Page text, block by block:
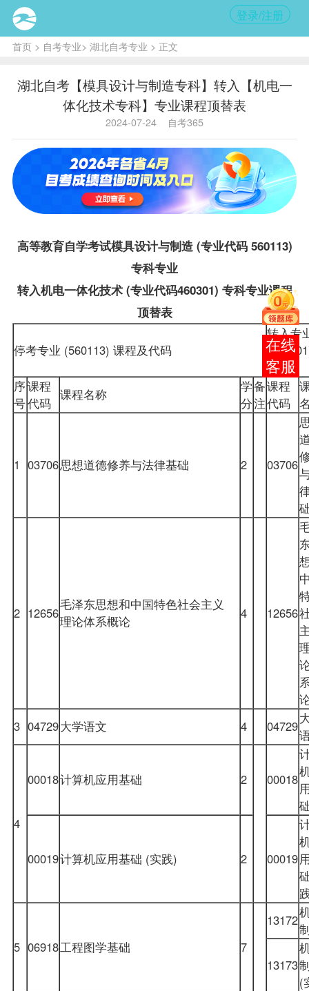
登录/注册
首页> 自考专业> 湖北自考专业 > 正文
湖北自考【模具设计与制造专科】转入【机电一
体化技术专科】专业课程顶替表
2024-07-24 自考365
高等教育自学考试模具设计与制造 (专业代码 560113)
专科专业
转入机电一体化技术 (专业代码460301) 专科专业课程
顶替表
停考专业 (560113) 课程及代码
转入专
代码
序
号
课程
代码
课程名称
学
分
备
注
课程
代码
1 03706思想道德修养与法律基础 2 03706
2 12656
毛泽东思想和中国特色社会主义
理论体系概论
4 12656
3 04729大学语文 4 04729
4
00018计算机应用基础 2 00018
00019计算机应用基础 (实践) 2 00019
5 06918工程图学基础 7
13172
13173
(
报考
咨询